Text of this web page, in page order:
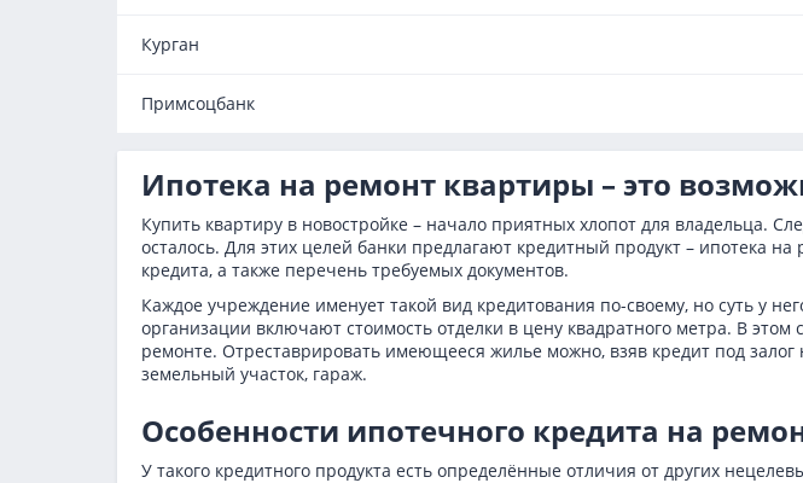
Курган
Примсоцбанк
Ипотека на ремонт квартиры – это
Купить квартиру в новостройке – начало приятных хлопот для владельца.
осталось. Для этих целей банки предлагают кредитный продукт – ипотека
кредита, а также перечень требуемых документов.
Каждое учреждение именует такой вид кредитования по-своему, но суть у
организации включают стоимость отделки в цену квадратного метра. В этом
ремонте. Отреставрировать имеющееся жилье можно, взяв кредит под
земельный участок, гараж.
Особенности ипотечного кредита на
У такого кредитного продукта есть определённые отличия от других